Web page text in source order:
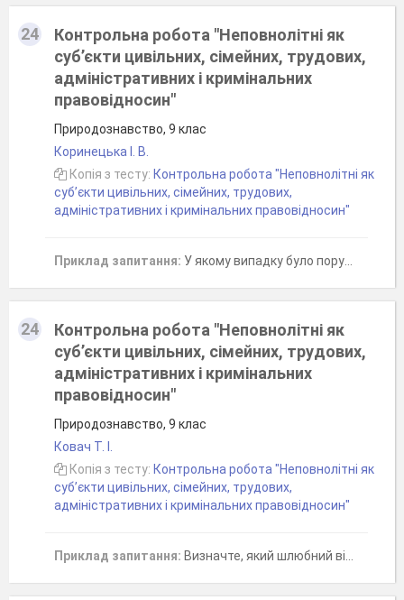
24
Контрольна робота "Неповнолітні як
суб’єкти цивільних, сімейних, трудових,
адміністративних і кримінальних
правовідносин"
Природознавство, 9 клас
Коринецька І. В.
Копія з тесту: Контрольна робота "Неповнолітні як
суб’єкти цивільних, сімейних, трудових,
адміністративних і кримінальних правовідносин"
Приклад запитання: У якому випадку було порушено норми трудового права?
24
Контрольна робота "Неповнолітні як
суб’єкти цивільних, сімейних, трудових,
адміністративних і кримінальних
правовідносин"
Природознавство, 9 клас
Ковач Т. І.
Копія з тесту: Контрольна робота "Неповнолітні як
суб’єкти цивільних, сімейних, трудових,
адміністративних і кримінальних правовідносин"
Приклад запитання: Визначте, який шлюбний вік установлено в Україні для чоловіків